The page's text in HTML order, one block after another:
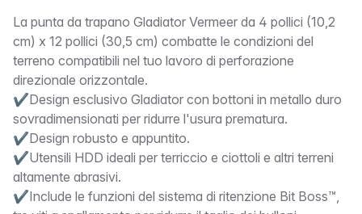
bound
La punta da trapano Gladiator Vermeer da 4 pollici (10,2
cm) x 12 pollici (30,5 cm) combatte le condizioni del
terreno compatibili nel tuo lavoro di perforazione
direzionale orizzontale.
✔Design esclusivo Gladiator con bottoni in metallo duro
sovradimensionati per ridurre l'usura prematura.
✔Design robusto e appuntito.
✔Utensili HDD ideali per terriccio e ciottoli e altri terreni
altamente abrasivi.
✔Include le funzioni del sistema di ritenzione Bit Boss™,